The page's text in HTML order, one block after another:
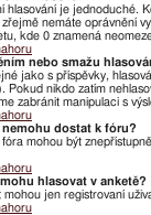
hlasování je jednoduché.
zřejmě nemáte oprávnění
kde 0 znamená
nebo smažu
jako s příspěvky,
Pokud nikdo zatím
zabránit manipulaci s
nemohu dostat k fóru?
mohou být
hlasovat v anketě?
mohou jen registrovaní